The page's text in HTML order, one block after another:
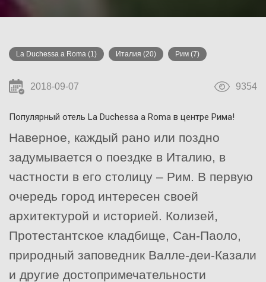
La Duchessa a Roma (1) Италия (20) Рим (7)
2018-09-07 9354
Популярный отель La Duchessa a Roma в центре Рима!
Наверное, каждый рано или поздно
задумывается о поездке в Италию, в
частности в его столицу – Рим. В первую
очередь город интересен своей
архитектурой и историей. Колизей,
Протестантское кладбище, Сан-Паоло,
природный заповедник Валле-деи-Казали
и другие достопримечательности